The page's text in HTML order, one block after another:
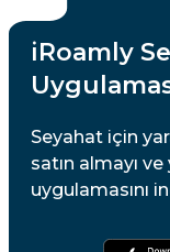
iRoamly
Seyahat için
satın almayı
uygulamasını